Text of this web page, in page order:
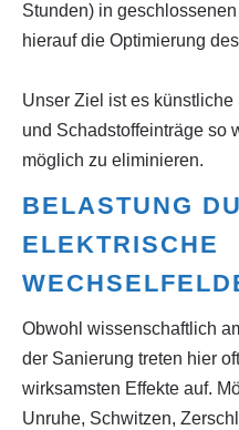
Stunden) in
hierauf die Optimierung
Unser Ziel ist es
und Schadstoffeinträge so
möglich zu eliminieren.
BELASTUNG
ELEKTRISCHE
Obwohl wissenschaftlich
der Sanierung treten hier
wirksamsten Effekte auf.
Unruhe, Schwitzen,